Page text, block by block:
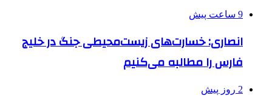
9 ساعت پیش
انصاری: خسارت‌های زیست‌محیطی جنگ در خلیج
فارس را مطالبه‌ می‌کنیم
2 روز پیش